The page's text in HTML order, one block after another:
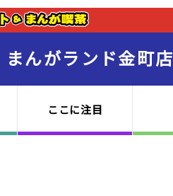
まんがランド金町店
ここに注目